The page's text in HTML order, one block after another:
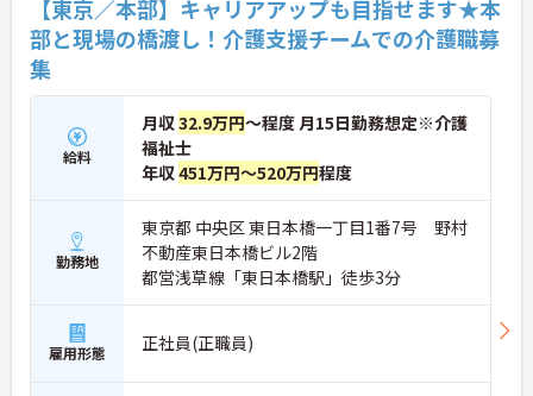
【東京／本部】キャリアアップも目指せます★本
部と現場の橋渡し！介護支援チームでの介護職募
集
給料
月収32.9万円～程度 月15日勤務想定※介護
福祉士
年収451万円～520万円程度
勤務地
東京都 中央区 東日本橋一丁目1番7号 野村
不動産東日本橋ビル2階
都営浅草線「東日本橋駅」徒歩3分
雇用形態 正社員(正職員)